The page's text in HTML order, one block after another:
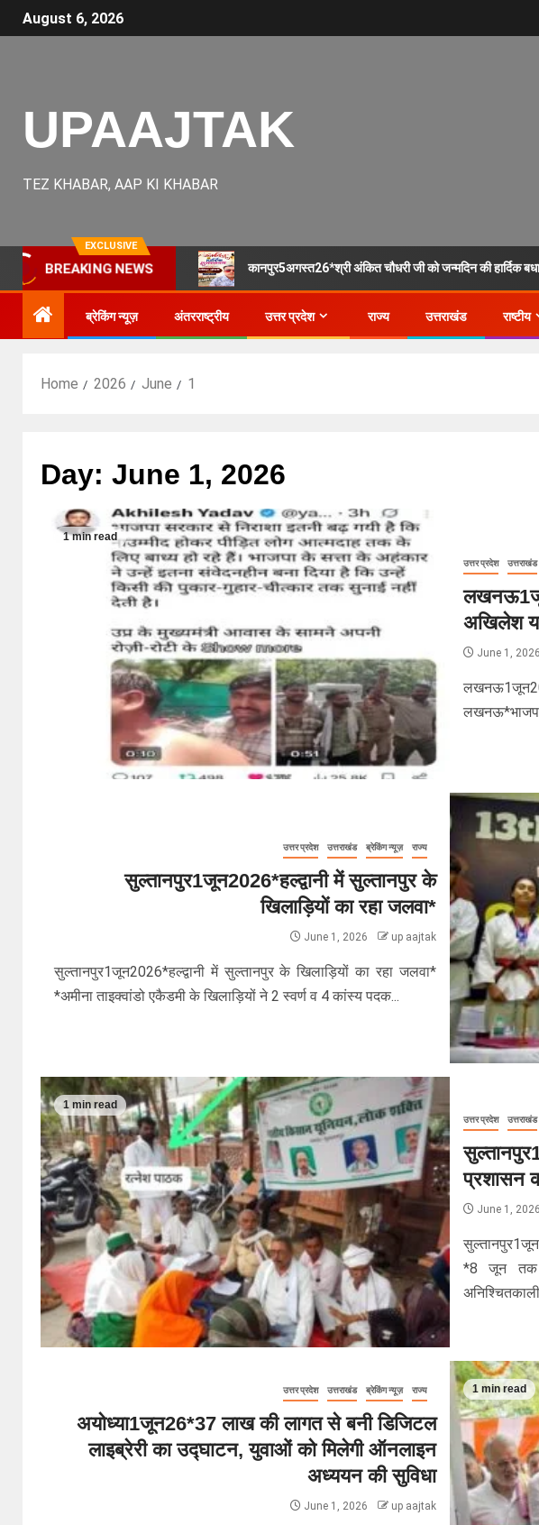
August 6, 2026
UPAAJTAK
TEZ KHABAR, AAP KI KHABAR
EXCLUSIVE
BREAKING NEWS कानपुर5अगस्त26*श्री अंकित चौधरी जी को जन्मदिन की हार्दिक
ब्रेकिंग न्यूज़ अंतरराष्ट्रीय उत्तर प्रदेश राज्य उत्तराखंड राष्टीय
Home 2026 June 1
Day: June 1, 2026
1 min read
उत्तर प्रदेश उत्तराखंड
अखिलेश
June 1, 2026
लखनऊ*भाजपा
उत्तर प्रदेश उत्तराखंड ब्रेकिंग न्यूज़ राज्य
सुल्तानपुर1जून2026*हल्द्वानी में सुल्तानपुर के
खिलाड़ियों का रहा जलवा*
June 1, 2026 up aajtak
सुल्तानपुर1जून2026*हल्द्वानी में सुल्तानपुर के खिलाड़ियों का रहा जलवा*
*अमीना ताइक्वांडो एकैडमी के खिलाड़ियों ने 2 स्वर्ण व 4 कांस्य पदक...
1 min read
उत्तर प्रदेश उत्तराखंड
प्रशासन
June 1, 2026
*8 जून तक
1 min read
उत्तर प्रदेश उत्तराखंड ब्रेकिंग न्यूज़ राज्य
अयोध्या1जून26*37 लाख की लागत से बनी डिजिटल
लाइब्रेरी का उद्घाटन, युवाओं को मिलेगी ऑनलाइन
अध्ययन की सुविधा
June 1, 2026 up aajtak